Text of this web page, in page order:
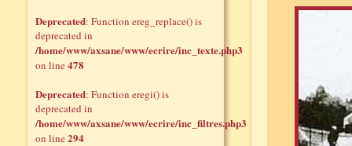
Deprecated: Function ereg_replace() is
deprecated in
/home/www/axsane/www/ecrire/inc_texte.php3
on line478
Deprecated: Function eregi() is
deprecated in
/home/www/axsane/www/ecrire/inc_filtres.php3
on line294